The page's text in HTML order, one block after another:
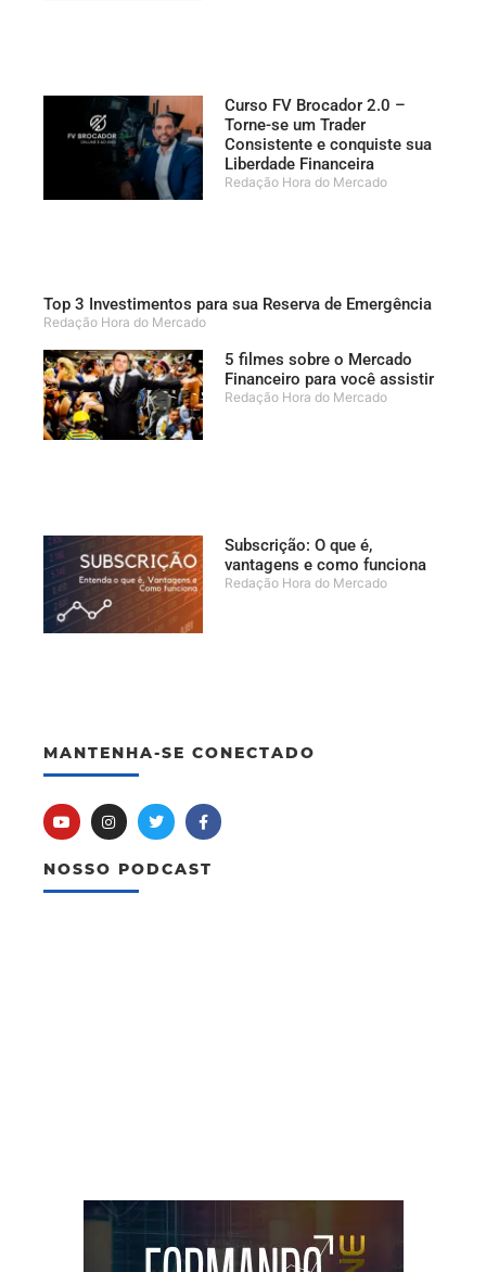
Curso FV Brocador 2.0 –
Torne-se um Trader
Consistente e conquiste sua
Liberdade Financeira
Redação Hora do Mercado
Top 3 Investimentos para sua Reserva de Emergência
Redação Hora do Mercado
5 filmes sobre o Mercado
Financeiro para você assistir
Redação Hora do Mercado
Subscrição: O que é,
vantagens e como funciona
Redação Hora do Mercado
MANTENHA-SE CONECTADO
NOSSO PODCAST